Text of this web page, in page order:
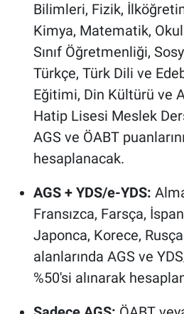
Bilimleri, Fizik,
Kimya, Matematik,
Sınıf Öğretmenliği,
Türkçe, Türk Dili ve
Eğitimi, Din Kültürü ve
Hatip Lisesi Meslek
AGS ve ÖABT
hesaplanacak.
AGS + YDS/e-YDS:
Fransızca, Farsça,
Japonca, Korece,
alanlarında AGS ve
%50'si alınarak